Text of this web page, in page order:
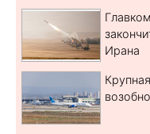
Ирана